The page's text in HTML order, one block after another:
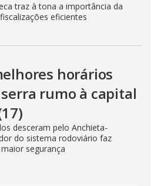
traz à tona a importância da
eficientes
horários
rumo à capital
desceram pelo Anchieta-
do sistema rodoviário faz
segurança